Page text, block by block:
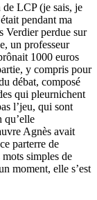
de LCP (je sais, je
pendant ma
Verdier perdue sur
un professeur
1000 euros
y compris pour
débat, composé
qui pleurnichent
l’jeu, qui sont
qu’elle
Agnès avait
parterre de
mots simples de
moment, elle s’est